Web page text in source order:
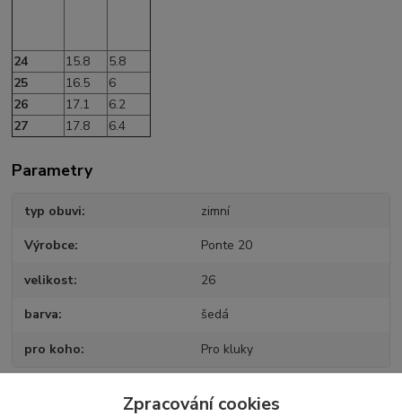
24 15.8
5.8
25
16.5
6
26
17.1
6.2
27
17.8 6.4
Parametry
typ obuvi zimní
Výrobce Ponte 20
velikost 26
barva šedá
pro koho Pro kluky
Zpracování cookies